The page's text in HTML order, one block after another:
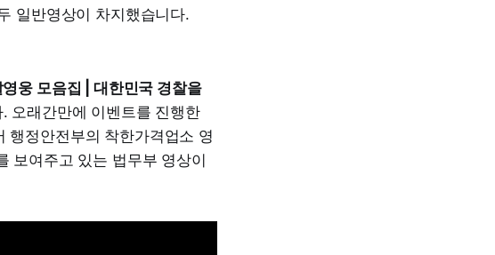
일반영상이 차지했습니다.
웅 모음집 | 대한민국 경찰을
오래간만에 이벤트를 진행한
행정안전부의 착한가격업소 영
보여주고 있는 법무부 영상이